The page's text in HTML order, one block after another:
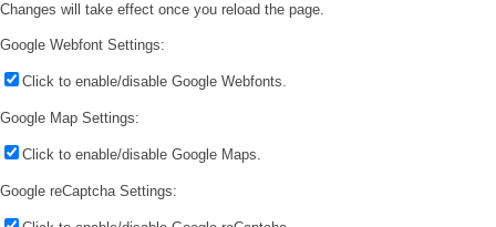
Changes will take effect once you reload the page.
Google Webfont Settings:
Click to enable/disable Google Webfonts.
Google Map Settings:
Click to enable/disable Google Maps.
Google reCaptcha Settings: